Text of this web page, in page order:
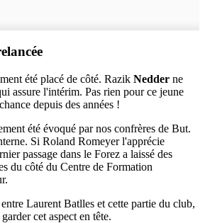
été placé de côté. Razik Nedder ne
assure l'intérim. Pas rien pour ce jeune
depuis des années !
été évoqué par nos confrères de But.
Si Roland Romeyer l'apprécie
passage dans le Forez a laissé des
du côté du Centre de Formation
Laurent Batlles et cette partie du club,
cet aspect en tête.